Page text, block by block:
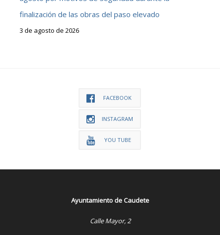
finalización de las obras del paso elevado
3 de agosto de 2026
FACEBOOK
INSTAGRAM
YOU TUBE
Ayuntamiento de Caudete
Calle Mayor, 2